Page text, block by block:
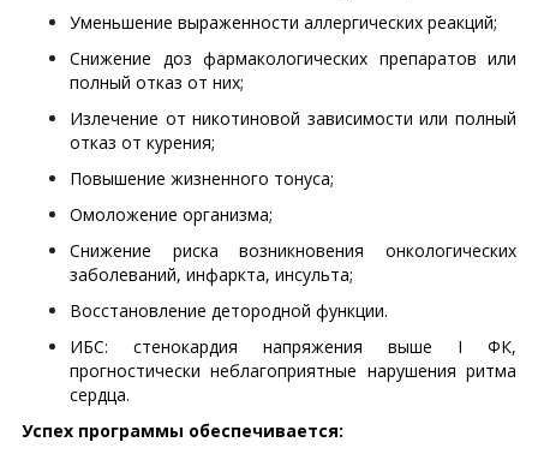
Уменьшение выраженности аллергических реакций;
Снижение доз фармакологических препаратов или
полный отказ от них;
Излечение от никотиновой зависимости или полный
отказ от курения;
Повышение жизненного тонуса;
Омоложение организма;
Снижение риска возникновения онкологических
заболеваний, инфаркта, инсульта;
Восстановление детородной функции.
ИБС: стенокардия напряжения выше I ФК,
прогностически неблагоприятные нарушения ритма
сердца.
Успех программы обеспечивается: